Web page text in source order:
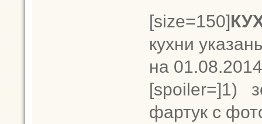
[size=150]
кухни
на
[spoiler=]1)
фартук с